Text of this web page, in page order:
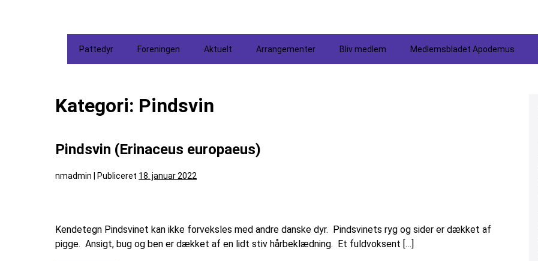
Pattedyr Foreningen Aktuelt Arrangementer Bliv medlem Medlemsbladet Apodemus
Kategori: Pindsvin
Pindsvin (Erinaceus europaeus)
nmadmin Publiceret 18. januar 2022
Kendetegn Pindsvinet kan ikke forveksles med andre danske dyr. Pindsvinets ryg og sider er dækket af
pigge. Ansigt, bug og ben er dækket af en lidt stiv hårbeklædning. Et fuldvoksent […]